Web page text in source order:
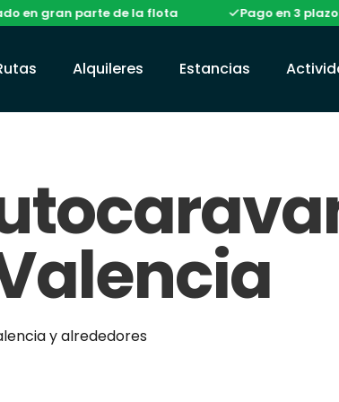
parte de la flota Pago en 3 plazos sin
Alquileres Estancias
y alrededores